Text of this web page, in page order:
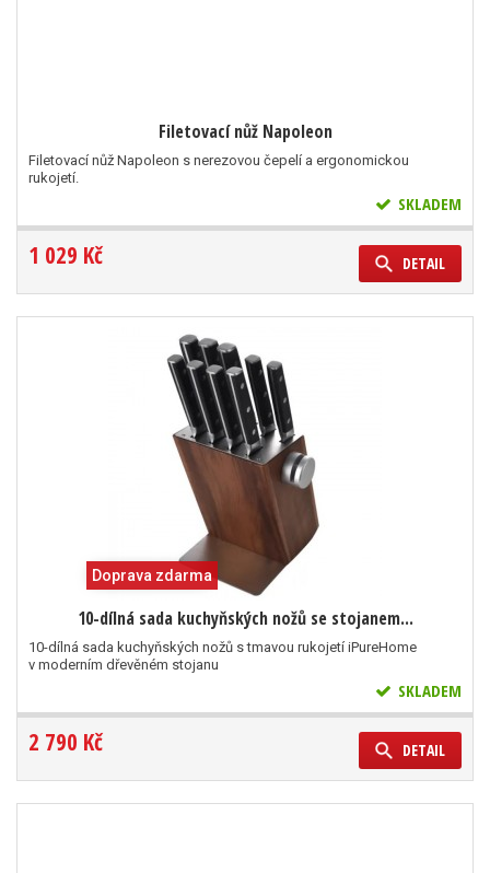
Filetovací nůž Napoleon
Filetovací nůž Napoleon s nerezovou čepelí a ergonomickou
rukojetí.
SKLADEM
1 029 Kč DETAIL
Doprava zdarma
10-dílná sada kuchyňských nožů se stojanem...
10-dílná sada kuchyňských nožů s tmavou rukojetí iPureHome
v moderním dřevěném stojanu
SKLADEM
2 790 Kč DETAIL